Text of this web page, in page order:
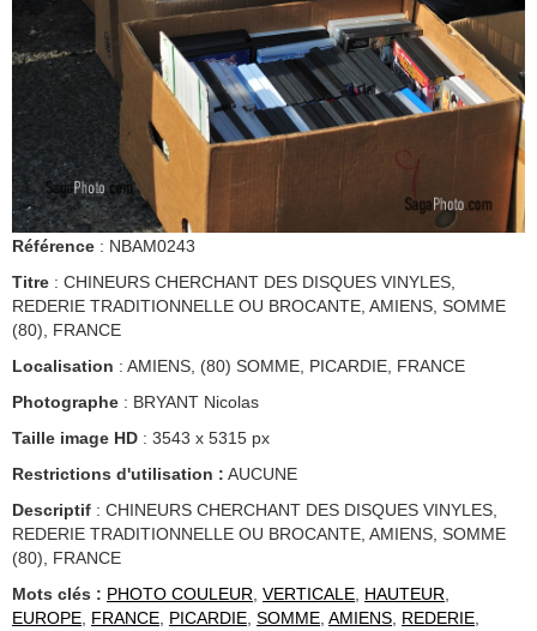
Référence : NBAM0243
Titre : CHINEURS CHERCHANT DES DISQUES VINYLES,
REDERIE TRADITIONNELLE OU BROCANTE, AMIENS, SOMME
(80), FRANCE
Localisation : AMIENS, (80) SOMME, PICARDIE, FRANCE
Photographe : BRYANT Nicolas
Taille image HD : 3543 x 5315 px
Restrictions d'utilisation : AUCUNE
Descriptif : CHINEURS CHERCHANT DES DISQUES VINYLES,
REDERIE TRADITIONNELLE OU BROCANTE, AMIENS, SOMME
(80), FRANCE
Mots clés : PHOTO COULEUR, VERTICALE, HAUTEUR,
EUROPE, FRANCE, PICARDIE, SOMME, AMIENS, REDERIE,